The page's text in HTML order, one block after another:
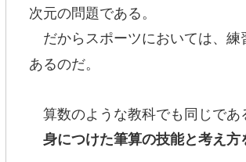
次元の問題である。
だからスポーツにおいては、練
あるのだ。
算数のような教科でも同じであ
身につけた筆算の技能と考え方